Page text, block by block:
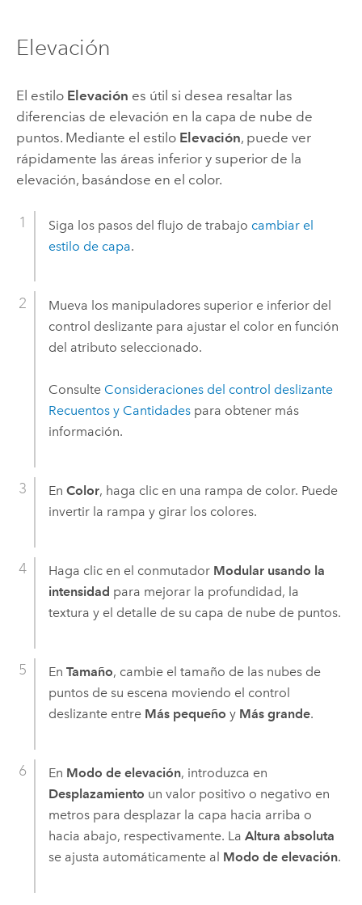
Elevación
El estilo Elevación es útil si desea resaltar las
diferencias de elevación en la capa de nube de
puntos. Mediante el estilo Elevación, puede ver
rápidamente las áreas inferior y superior de la
elevación, basándose en el color.
Siga los pasos del flujo de trabajo cambiar el
estilo de capa.
Mueva los manipuladores superior e inferior del
control deslizante para ajustar el color en función
del atributo seleccionado.
Consulte Consideraciones del control deslizante
Recuentos y Cantidadespara obtener más
información.
En Color, haga clic en una rampa de color. Puede
invertir la rampa y girar los colores.
Haga clic en el conmutador Modular usando la
intensidad para mejorar la profundidad, la
textura y el detalle de su capa de nube de puntos.
En Tamaño, cambie el tamaño de las nubes de
puntos de su escena moviendo el control
deslizante entre Más pequeño y Más grande.
En Modo de elevación, introduzca en
Desplazamiento un valor positivo o negativo en
metros para desplazar la capa hacia arriba o
hacia abajo, respectivamente. La Altura absoluta
se ajusta automáticamente al Modo de elevación.